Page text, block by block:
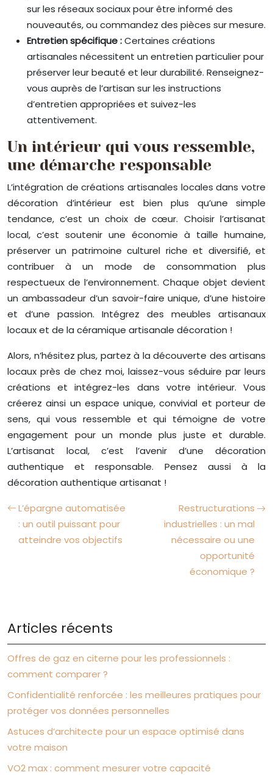
sur les réseaux sociaux pour être informé des
nouveautés, ou commandez des pièces sur mesure.
Entretien spécifique :Certaines créations
artisanales nécessitent un entretien particulier pour
préserver leur beauté et leur durabilité. Renseignez-
vous auprès de l’artisan sur les instructions
d’entretien appropriées et suivez-les
attentivement.
Un intérieur qui vous ressemble,
une démarche responsable
L’intégration de créations artisanales locales dans votre
décoration d’intérieur est bien plus qu’une simple
tendance, c’est un choix de cœur. Choisir l’artisanat
local, c’est soutenir une économie à taille humaine,
préserver un patrimoine culturel riche et diversifié, et
contribuer à un mode de consommation plus
respectueux de l’environnement. Chaque objet devient
un ambassadeur d’un savoir-faire unique, d’une histoire
et d’une passion. Intégrez des meubles artisanaux
locaux et de la céramique artisanale décoration !
Alors, n’hésitez plus, partez à la découverte des artisans
locaux près de chez moi, laissez-vous séduire par leurs
créations et intégrez-les dans votre intérieur. Vous
créerez ainsi un espace unique, convivial et porteur de
sens, qui vous ressemble et qui témoigne de votre
engagement pour un monde plus juste et durable.
L’artisanat local, c’est l’avenir d’une décoration
authentique et responsable. Pensez aussi à la
décoration authentique artisanat !
L’épargne automatisée
: un outil puissant pour
atteindre vos objectifs
Restructurations
industrielles : un mal
nécessaire ou une
opportunité
économique ?
Articles récents
Offres de gaz en citerne pour les professionnels :
comment comparer ?
Confidentialité renforcée : les meilleures pratiques pour
protéger vos données personnelles
Astuces d’architecte pour un espace optimisé dans
votre maison
VO2 max : comment mesurer votre capacité